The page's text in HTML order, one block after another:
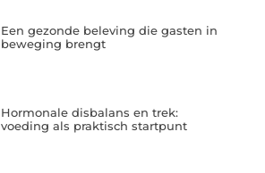
Een gezonde beleving die gasten in
beweging brengt
Hormonale disbalans en trek:
voeding als praktisch startpunt